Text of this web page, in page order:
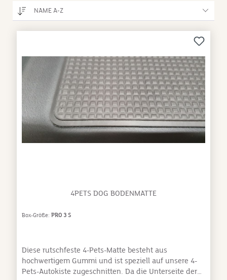
NAME A-Z
4PETS DOG BODENMATTE
Box-Größe: PRO 3 S
Diese rutschfeste 4-Pets-Matte besteht aus
hochwertigem Gummi und ist speziell auf unsere 4-
Pets-Autokiste zugeschnitten. Da die Unterseite der